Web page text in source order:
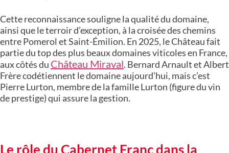
Cette reconnaissance souligne la qualité du domaine,
ainsi que le terroir d’exception, à la croisée des chemins
entre Pomerol et Saint-Émilion. En 2025, le Château fait
partie du top des plus beaux domaines viticoles en France,
aux côtés du Château Miraval. Bernard Arnault et Albert
Frère codétiennent le domaine aujourd’hui, mais c’est
Pierre Lurton, membre de la famille Lurton (figure du vin
de prestige) qui assure la gestion.
Le rôle du Cabernet Franc dans la